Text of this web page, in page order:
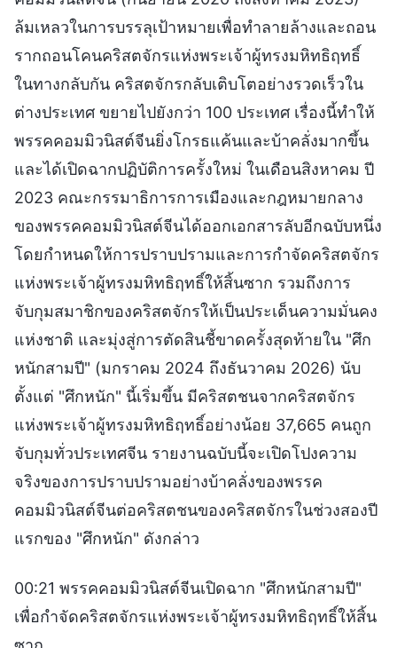
ล้มเหลวในการบรรลุเป้าหมายเพื่อทำลายล้างและถอน
รากถอนโคนคริสตจักรแห่งพระเจ้าผู้ทรงมหิทธิฤทธิ์
ในทางกลับกัน คริสตจักรกลับเติบโตอย่างรวดเร็วใน
ต่างประเทศ ขยายไปยังกว่า 100 ประเทศ เรื่องนี้ทำให้
พรรคคอมมิวนิสต์จีนยิ่งโกรธแค้นและบ้าคลั่งมากขึ้น
และได้เปิดฉากปฏิบัติการครั้งใหม่ ในเดือนสิงหาคม ปี
2023 คณะกรรมาธิการการเมืองและกฎหมายกลาง
ของพรรคคอมมิวนิสต์จีนได้ออกเอกสารลับอีกฉบับหนึ่ง
โดยกำหนดให้การปราบปรามและการกำจัดคริสตจักร
แห่งพระเจ้าผู้ทรงมหิทธิฤทธิ์ให้สิ้นซาก รวมถึงการ
จับกุมสมาชิกของคริสตจักรให้เป็นประเด็นความมั่นคง
แห่งชาติ และมุ่งสู่การตัดสินชี้ขาดครั้งสุดท้ายใน "ศึก
หนักสามปี" (มกราคม 2024 ถึงธันวาคม 2026) นับ
ตั้งแต่ "ศึกหนัก" นี้เริ่มขึ้น มีคริสตชนจากคริสตจักร
แห่งพระเจ้าผู้ทรงมหิทธิฤทธิ์อย่างน้อย 37,665 คนถูก
จับกุมทั่วประเทศจีน รายงานฉบับนี้จะเปิดโปงความ
จริงของการปราบปรามอย่างบ้าคลั่งของพรรค
คอมมิวนิสต์จีนต่อคริสตชนของคริสตจักรในช่วงสองปี
แรกของ "ศึกหนัก" ดังกล่าว
00:21 พรรคคอมมิวนิสต์จีนเปิดฉาก "ศึกหนักสามปี"
เพื่อกำจัดคริสตจักรแห่งพระเจ้าผู้ทรงมหิทธิฤทธิ์ให้สิ้น